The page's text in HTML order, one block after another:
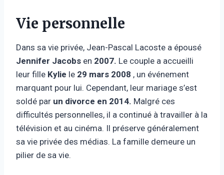
Vie personnelle
Dans sa vie privée, Jean-Pascal Lacoste a épousé
Jennifer Jacobs en 2007. Le couple a accueilli
leur fille Kylie le 29 mars 2008 , un événement
marquant pour lui. Cependant, leur mariage s’est
soldé par un divorce en 2014. Malgré ces
difficultés personnelles, il a continué à travailler à la
télévision et au cinéma. Il préserve généralement
sa vie privée des médias. La famille demeure un
pilier de sa vie.